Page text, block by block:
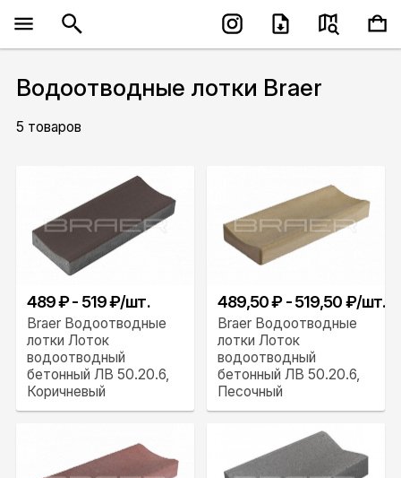
Водоотводные лотки Braer
5 товаров
489 ₽ - 519 ₽/шт.
Braer Водоотводные
лотки Лоток
водоотводный
бетонный ЛВ 50.20.6,
Коричневый
489,50 ₽ - 519,50 ₽/шт.
Braer Водоотводные
лотки Лоток
водоотводный
бетонный ЛВ 50.20.6,
Песочный